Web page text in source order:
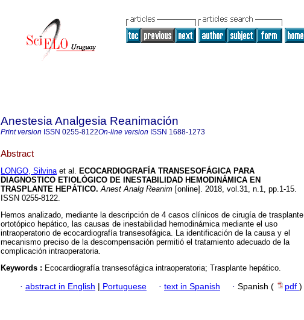
Anestesia Analgesia Reanimación
Print version ISSN 0255-8122On-line version ISSN 1688-1273
Abstract
LONGO, Silvinaet al. ECOCARDIOGRAFÍA TRANSESOFÁGICA PARA
DIAGNOSTICO ETIOLÓGICO DE INESTABILIDAD HEMODINÁMICA EN
TRASPLANTE HEPÁTICO. Anest Analg Reanim [online]. 2018, vol.31, n.1, pp.1-15.
ISSN 0255-8122.
Hemos analizado, mediante la descripción de 4 casos clínicos de cirugía de trasplante
ortotópico hepático, las causas de inestabilidad hemodinámica mediante el uso
intraoperatorio de ecocardiografía transesofágica. La identificación de la causa y el
mecanismo preciso de la descompensación permitió el tratamiento adecuado de la
complicación intraoperatoria.
Keywords : Ecocardiografía transesofágica intraoperatoria; Trasplante hepático.
· abstract in English | Portuguese · text in Spanish · Spanish ( pdf )